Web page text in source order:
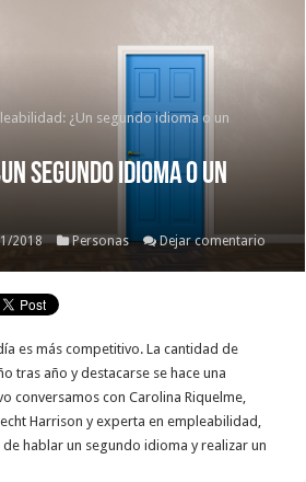
¿Un segundo idioma o un
segundo idioma o un
2018 Personas Dejar comentario
es más competitivo. La cantidad de
tras año y destacarse se hace una
conversamos con Carolina Riquelme,
Harrison y experta en empleabilidad,
hablar un segundo idioma y realizar un